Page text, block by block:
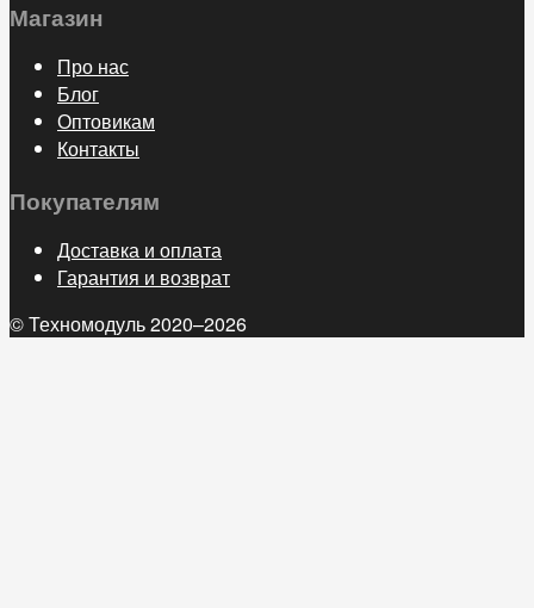
Магазин
Про нас
Блог
Оптовикам
Контакты
Покупателям
Доставка и оплата
Гарантия и возврат
© Техномодуль 2020–2026